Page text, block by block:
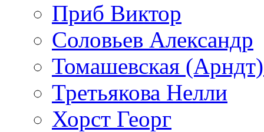
Приб Виктор
Соловьев Александр
Томашевская
Третьякова Нелли
Хорст Георг